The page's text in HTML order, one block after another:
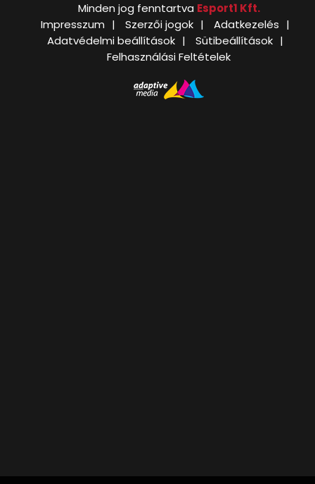
Minden jog fenntartva Esport1 Kft.
Impresszum
Szerzői jogok
Adatkezelés
Adatvédelmi beállítások
Sütibeállítások
Felhasználási Feltételek